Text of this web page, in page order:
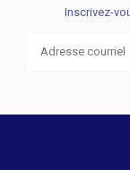
Inscrivez-